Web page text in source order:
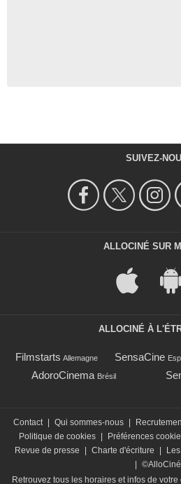
SUIVEZ-
ALLOCINÉ SUR
ALLOCINÉ À
Filmstarts Allemagne SensaCine
AdoroCinema Brésil
Contact | Qui sommes-nous |
Politique de cookies | Préférences
Revue de presse
| Charte d'écriture |
| ©AlloCiné
Retrouvez tous les horaires et infos de